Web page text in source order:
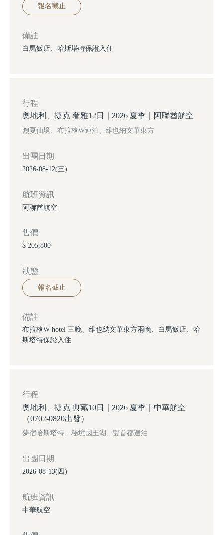
報名截止
備註
白馬飯店、哈斯塔特保證入住
出團日期
2026-08-12(三)
行程
奧地利、捷克 奢雅12日｜2026 夏季｜阿聯酋航空
煦夏仙境、布拉格W連泊、維也納文華東方
航班資訊
阿聯酋航空
售價
$ 205,800
狀態
報名截止
備註
布拉格W hotel 三晚、維也納文華東方兩晚、白馬飯店、哈
斯塔特保證入住
出團日期
2026-08-13(四)
行程
奧地利、捷克 典藏10日｜2026 夏季｜中華航空
（0702-0820出發）
夢宿哈斯塔特、秘境國王湖、雙首都連泊
航班資訊
中華航空